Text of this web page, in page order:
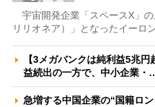
宇宙開発企業「スペースX」
リリオネア）」となったイーロ
【3メガバンクは純利益5兆
益続出の一方で、中小企業・
急増する中国企業の“国籍ロ